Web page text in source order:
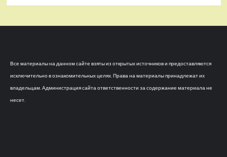
Все материалы на данном сайте взяты из открытых источников и предоставляются
исключительно в ознакомительных целях. Права на материалы принадлежат их
владельцам. Администрация сайта ответственности за содержание материала не
несет.